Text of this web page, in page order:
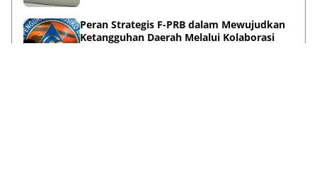
Peran Strategis F-PRB dalam Mewujudkan
Ketangguhan Daerah Melalui Kolaborasi